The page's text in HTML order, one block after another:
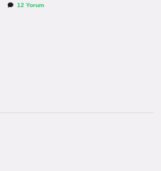
12 Yorum